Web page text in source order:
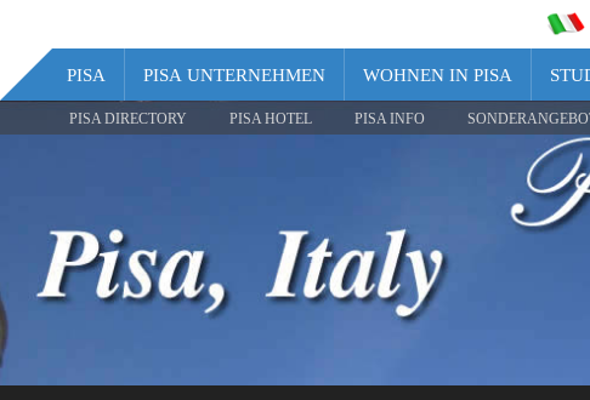
PISA PISA UNTERNEHMEN WOHNEN IN PISA
PISA DIRECTORY PISA HOTEL PISA INFO